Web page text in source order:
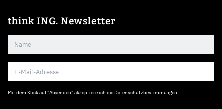
think ING. Newsletter
Mit dem Klick auf "Absenden" akzeptiere ich die Datenschutzbestimmungen